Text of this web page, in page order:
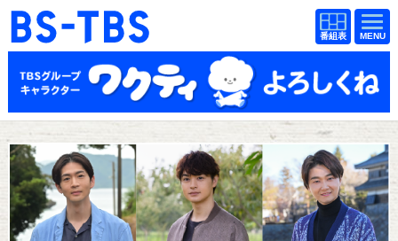
BS-TBS
番組
表
BS-TBS
番組
表
ドラマ 映画
紀行 報道
教養 スポーツ
音楽 エンタメ
アニメ ファンクラブ